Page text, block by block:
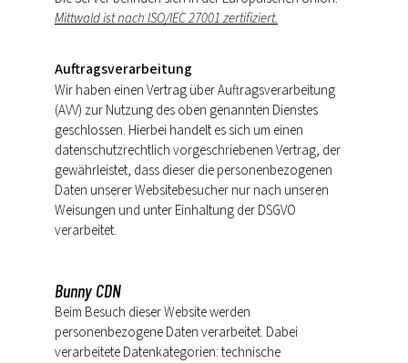
Mittwald ist nach ISO/IEC 27001 zertifiziert.
Auftragsverarbeitung
Wir haben einen Vertrag über Auftragsverarbeitung
(AVV) zur Nutzung des oben genannten Dienstes
geschlossen. Hierbei handelt es sich um einen
datenschutzrechtlich vorgeschriebenen Vertrag, der
gewährleistet, dass dieser die personenbezogenen
Daten unserer Websitebesucher nur nach unseren
Weisungen und unter Einhaltung der DSGVO
verarbeitet.
Bunny CDN
Beim Besuch dieser Website werden
personenbezogene Daten verarbeitet. Dabei
verarbeitete Datenkategorien: technische